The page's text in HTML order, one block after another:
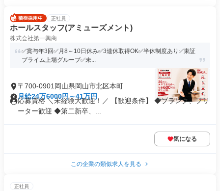
正社員
ホールスタッフ(アミューズメント)
株式会社第一興商
✅賞与年3回✅月8～10日休み✅3連休取得OK✅半休制度あり✅東証
プライム上場グループ✅未...
〒700-0901岡山県岡山市北区本町
月給24万6000円～41万円
応募資格 ＼未経験大歓迎！／ 【歓迎条件】 ◆ブランク、フリ
ーター歓迎 ◆第二新卒、...
気になる
この企業の類似求人を見る
正社員